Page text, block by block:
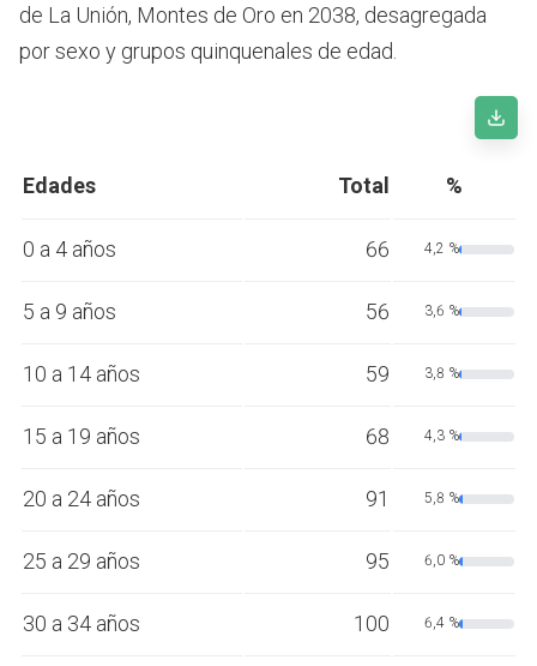
de La Unión, Montes de Oro en 2038, desagregada
por sexo y grupos quinquenales de edad.
Edades Total %
0 a 4 años 66 4,2 %
5 a 9 años 56 3,6 %
10 a 14 años 59 3,8 %
15 a 19 años 68 4,3 %
20 a 24 años 91 5,8 %
25 a 29 años 95 6,0 %
30 a 34 años 100 6,4 %